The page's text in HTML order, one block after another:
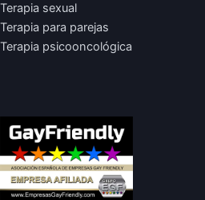
Terapia sexual
Terapia para parejas
Terapia psicooncológica